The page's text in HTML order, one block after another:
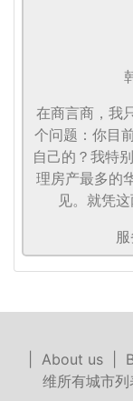
在商言商，我
个问题：你目
自己的？我特
理房产最多的
见。就凭
服
About us|
维所有城市列